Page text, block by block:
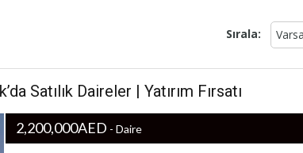
Sırala:
Satılık Daireler | Yatırım Fırsatı
2,200,000AED - Daire